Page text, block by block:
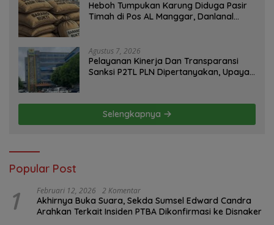
Heboh Tumpukan Karung Diduga Pasir
Timah di Pos AL Manggar, Danlanal
Agustus 7, 2026
Pelayanan Kinerja Dan Transparansi
Sanksi P2TL PLN Dipertanyakan, Upaya
Selengkapnya
Popular Post
1 Februari 12, 2026 2 Komentar
Akhirnya Buka Suara, Sekda Sumsel Edward Candra
Arahkan Terkait Insiden PTBA Dikonfirmasi ke Disnaker